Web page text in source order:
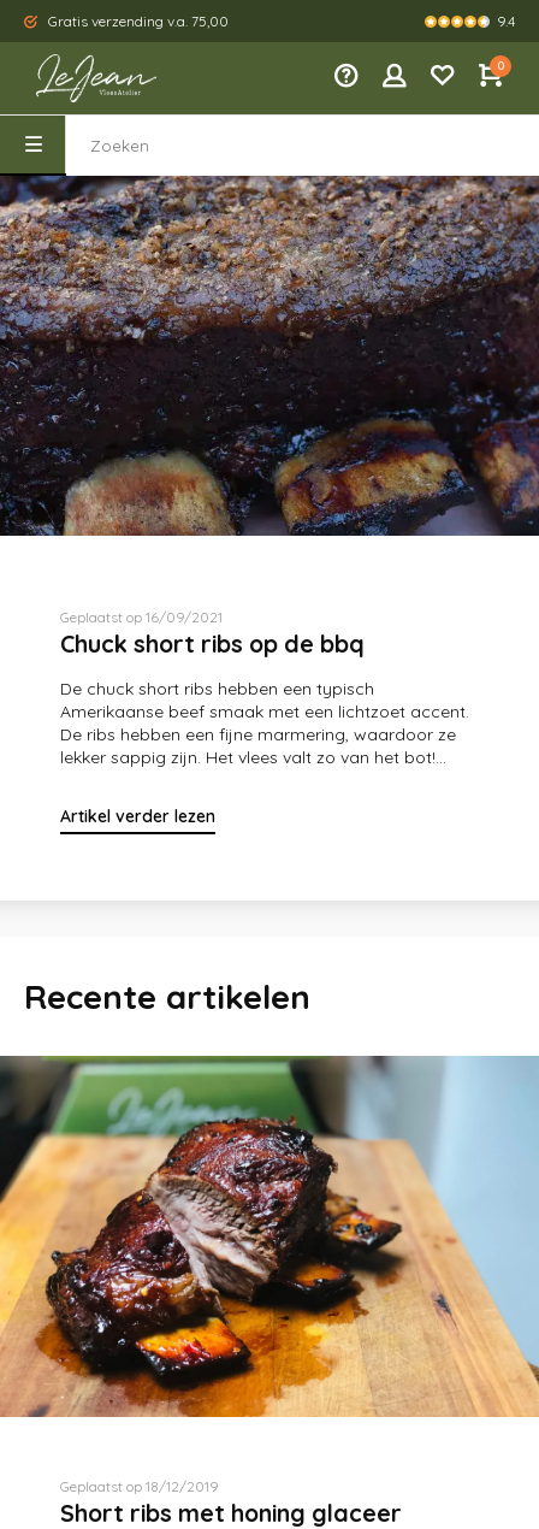
Gratis verzending v.a. 75,00 Kies je9.4
0
Geplaatst op 16/09/2021
Chuck short ribs op de bbq
De chuck short ribs hebben een typisch
Amerikaanse beef smaak met een lichtzoet accent.
De ribs hebben een fijne marmering, waardoor ze
lekker sappig zijn. Het vlees valt zo van het bot!...
Artikel verder lezen
Recente artikelen
Geplaatst op 18/12/2019
Short ribs met honing glaceer